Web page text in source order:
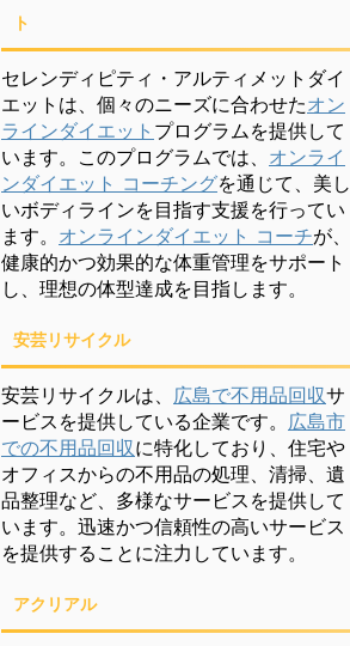
ト
セレンディピティ・アルティメットダイ
エットは、個々のニーズに合わせたオン
ラインダイエット プログラムを提供して
います。このプログラムでは、 オンライ
ンダイエット コーチングを通じて、美し
いボディラインを目指す支援を行ってい
ます。 オンラインダイエット コーチが、
健康的かつ効果的な体重管理をサポート
し、理想の体型達成を目指します。
安芸リサイクル
安芸リサイクルは、 広島で不用品回収サ
ービスを提供している企業です。 広島市
での不用品回収に特化しており、住宅や
オフィスからの不用品の処理、清掃、遺
品整理など、多様なサービスを提供して
います。迅速かつ信頼性の高いサービス
を提供することに注力しています。
アクリアル